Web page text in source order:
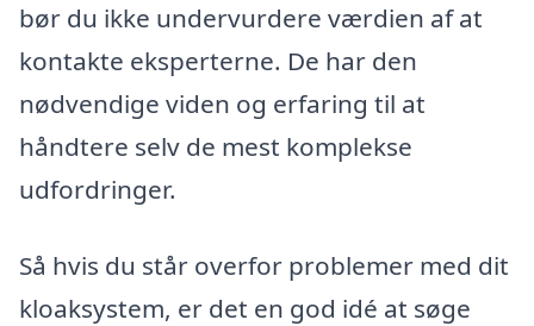
bør du ikke undervurdere værdien af at
kontakte eksperterne. De har den
nødvendige viden og erfaring til at
håndtere selv de mest komplekse
udfordringer.
Så hvis du står overfor problemer med dit
kloaksystem, er det en god idé at søge